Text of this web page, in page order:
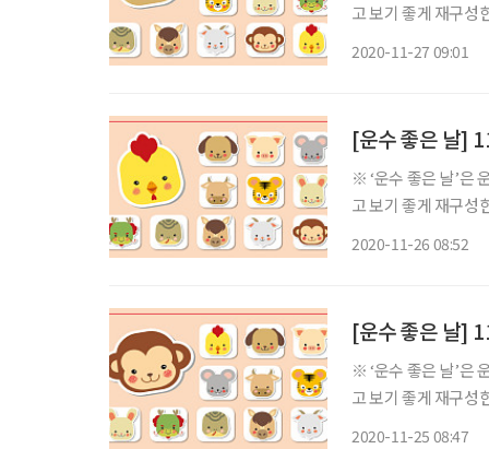
고 보기 좋게 재구성한 콘텐츠입니다. ◈ 쥐띠 총운
2020-11-27 09:01
[운수 좋은 날]
※ ‘운수 좋은 날’은
고 보기 좋게 재구성한 콘텐츠입니다. ◈ 쥐띠 총운
2020-11-26 08:52
[운수 좋은 날]
※ ‘운수 좋은 날’은
고 보기 좋게 재구성한 콘텐츠입니다. ◈ 쥐띠 총운
2020-11-25 08:47